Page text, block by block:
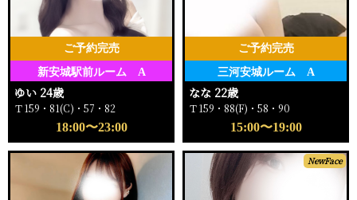
新安城駅前ルーム A
ご予約完売
ゆい 24歳
Ｔ159・81(C)・57・82
18:00〜23:00
三河安城ルーム A
ご予約完売
なな 22歳
Ｔ159・88(F)・58・90
15:00〜19:00
NewFace